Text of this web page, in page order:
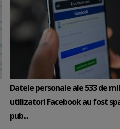
Datele personale ale 533 de
utilizatori Facebook au fost
pub...